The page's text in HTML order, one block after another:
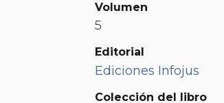
Volumen
5
Editorial
Ediciones Infojus
Colección del libro